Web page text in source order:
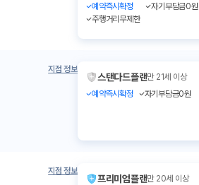
예약즉시확정
자기부담금0원
주행거리무제한
지점 정보
스탠다드플랜만 21세 이상
예약즉시확정
자기부담금0원
지점 정보
프리미엄플랜만 20세 이상